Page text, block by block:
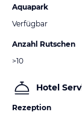
Aquapark
Verfügbar
Anzahl Rutschen
>10
Hotel
Rezeption